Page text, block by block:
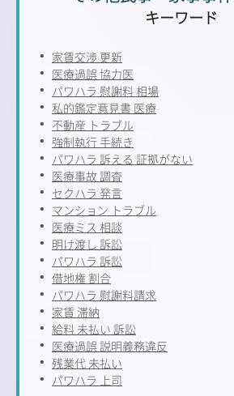
キーワード
家賃交渉 更新
医療過誤 協力医
パワハラ 慰謝料 相場
私的鑑定意見書 医療
不動産 トラブル
強制執行 手続き
パワハラ 訴える 証拠がない
医療事故 調査
セクハラ 発言
マンション トラブル
医療ミス 相談
明け渡し 訴訟
パワハラ 訴訟
借地権 割合
パワハラ 慰謝料請求
家賃 滞納
給料 未払い 訴訟
医療過誤 説明義務違反
残業代 未払い
パワハラ 上司